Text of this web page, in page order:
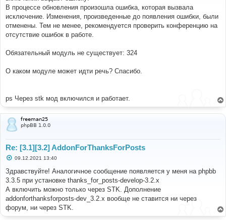
е
н
и
е
В процессе обновления произошла ошибка, которая вызвала
исключение. Изменения, произведенные до появления ошибки, были
отменены. Тем не менее, рекомендуется проверить конференцию на
отсутствие ошибок в работе.
Обязательный модуль не существует: 324
О каком модуле может идти речь? Спасибо.
ps Через stk мод включился и работает.
freeman25
phpBB 1.0.0
Re: [3.1][3.2] AddonForThanksForPosts
С
о
б
щ
е
н
и
е
09.12.2021 13:40
Здравствуйте! Аналогичное сообщение появляется у меня на phpbb
3.3.5 при установке thanks_for_posts-develop-3.2.x
А включить можно только через STK. Дополнение
addonforthanksforposts-dev_3.2.x вообще не ставится ни через
форум, ни через STK.